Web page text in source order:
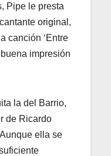
Pipe le presta
original,
canción ‘Entre
impresión
la del Barrio,
de Ricardo
ella se